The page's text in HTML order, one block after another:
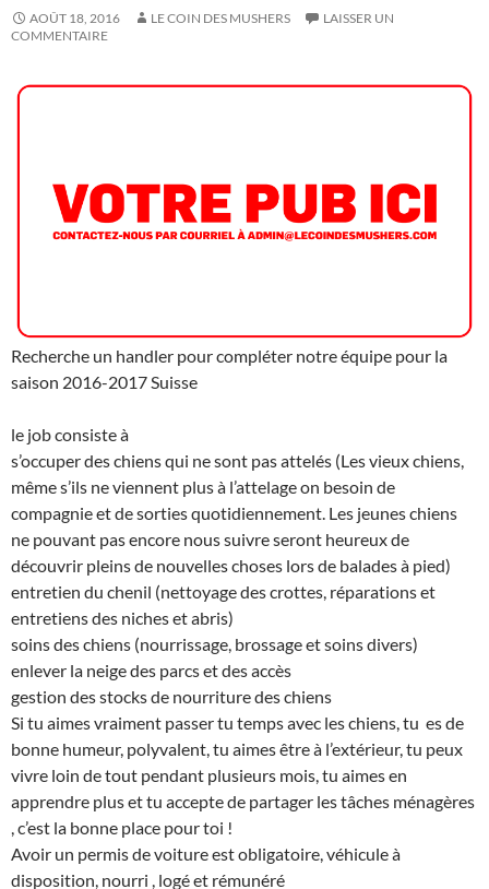
AOÛT 18, 2016 LE COIN DES MUSHERS
LAISSER UN
COMMENTAIRE
Recherche un handler pour compléter notre équipe pour la
saison 2016-2017 Suisse
le job consiste à
s’occuper des chiens qui ne sont pas attelés (Les vieux chiens,
même s’ils ne viennent plus à l’attelage on besoin de
compagnie et de sorties quotidiennement. Les jeunes chiens
ne pouvant pas encore nous suivre seront heureux de
découvrir pleins de nouvelles choses lors de balades à pied)
entretien du chenil (nettoyage des crottes, réparations et
entretiens des niches et abris)
soins des chiens (nourrissage, brossage et soins divers)
enlever la neige des parcs et des accès
gestion des stocks de nourriture des chiens
Si tu aimes vraiment passer tu temps avec les chiens, tu es de
bonne humeur, polyvalent, tu aimes être à l’extérieur, tu peux
vivre loin de tout pendant plusieurs mois, tu aimes en
apprendre plus et tu accepte de partager les tâches ménagères
, c’est la bonne place pour toi !
Avoir un permis de voiture est obligatoire, véhicule à
disposition, nourri , logé et rémunéré